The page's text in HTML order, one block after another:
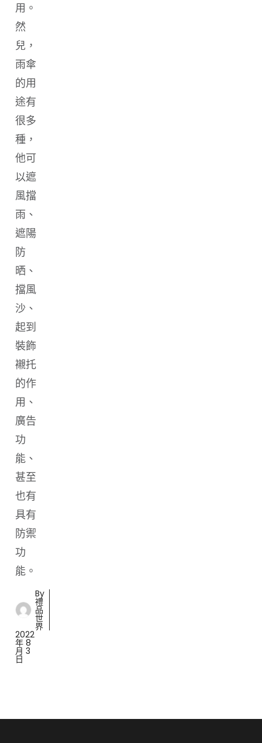
用。
然
兒，
雨傘
的用
途有
很多
種，
他可
以遮
風擋
雨、
遮陽
防
晒、
擋風
沙、
起到
裝飾
襯托
的作
用、
廣告
功
能、
甚至
也有
具有
防禦
功
能。
By
禮
品
世
界
2022
年 8
月 3
日